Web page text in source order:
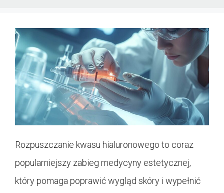
Rozpuszczanie kwasu hialuronowego to coraz
popularniejszy zabieg medycyny estetycznej,
który pomaga poprawić wygląd skóry i wypełnić